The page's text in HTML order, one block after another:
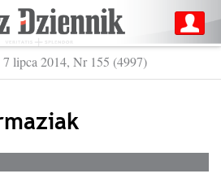
7 lipca 2014, Nr 155 (4997)